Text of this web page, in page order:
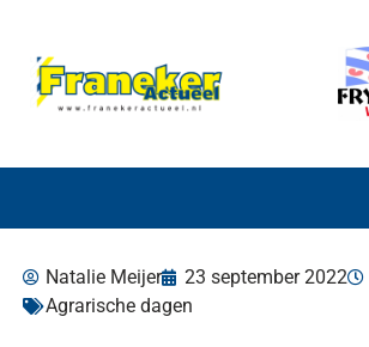
Natalie Meijer 23 september 2022
Agrarische dagen